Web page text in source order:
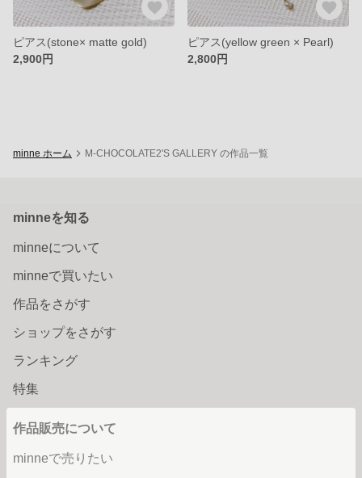
ピアス(stone× matte gold)
2,900円
ピアス(yellow green × Pearl)
2,800円
minne ホーム M-CHOCOLATE2'S GALLERY の作品一覧
minneを知る
minneについて
minneで買いたい
作品をさがす
ショップをさがす
ランキング
特集
作品販売について
minneで売りたい